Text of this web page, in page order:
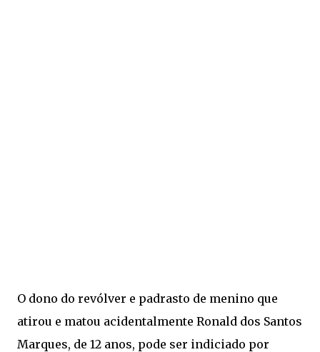
O dono do revólver e padrasto de menino que
atirou e matou acidentalmente Ronald dos Santos
Marques, de 12 anos, pode ser indiciado por